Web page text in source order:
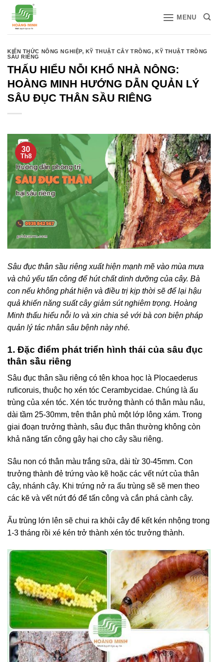
qua
MENU
KIẾN THỨC NÔNG NGHIỆP, KỸ THUẬT CÂY TRỒNG,KỸ THUẬT TRỒNG
SẦU RIÊNG
THẤU HIỂU NỖI KHỔ NHÀ NÔNG:
HOÀNG MINH HƯỚNG DẪN QUẢN LÝ
SÂU ĐỤC THÂN SẦU RIÊNG
30
Th8
Sâu đục thân sầu riêng xuất hiện mạnh mẽ vào mùa mưa
và chủ yếu tấn công để hút chất dinh dưỡng của cây. Bà
con nếu không phát hiện và điều trị kịp thời sẽ để lại hậu
quả khiến năng suất cây giảm sút nghiêm trọng. Hoàng
Minh thấu hiểu nỗi lo và xin chia sẻ với bà con biện pháp
quản lý tác nhân sâu bệnh này nhé.
1. Đặc điểm phát triển hình thái của sâu đục
thân sầu riêng
Sâu đục thân sầu riêng có tên khoa học là Plocaederus
ruficoruis, thuộc họ xén tóc Cerambycidae. Chúng là ấu
trùng của xén tóc. Xén tóc trưởng thành có thân màu nâu,
dài tầm 25-30mm, trên thân phủ một lớp lông xám. Trong
giai đoạn trưởng thành, sâu đục thân thường không còn
khả năng tấn công gây hại cho cây sầu riêng.
Sâu non có thân màu trắng sữa, dài từ 30-45mm. Con
trưởng thành đẻ trứng vào kẽ hoặc các vết nứt của thân
cây, nhánh cây. Khi trứng nở ra ấu trùng sẽ sẽ men theo
các kẽ và vết nứt đó để tấn công và cắn phá cành cây.
Ấu trùng lớn lên sẽ chui ra khỏi cây để kết kén nhộng trong
1-3 tháng rồi xé kén trở thành xén tóc trưởng thành.